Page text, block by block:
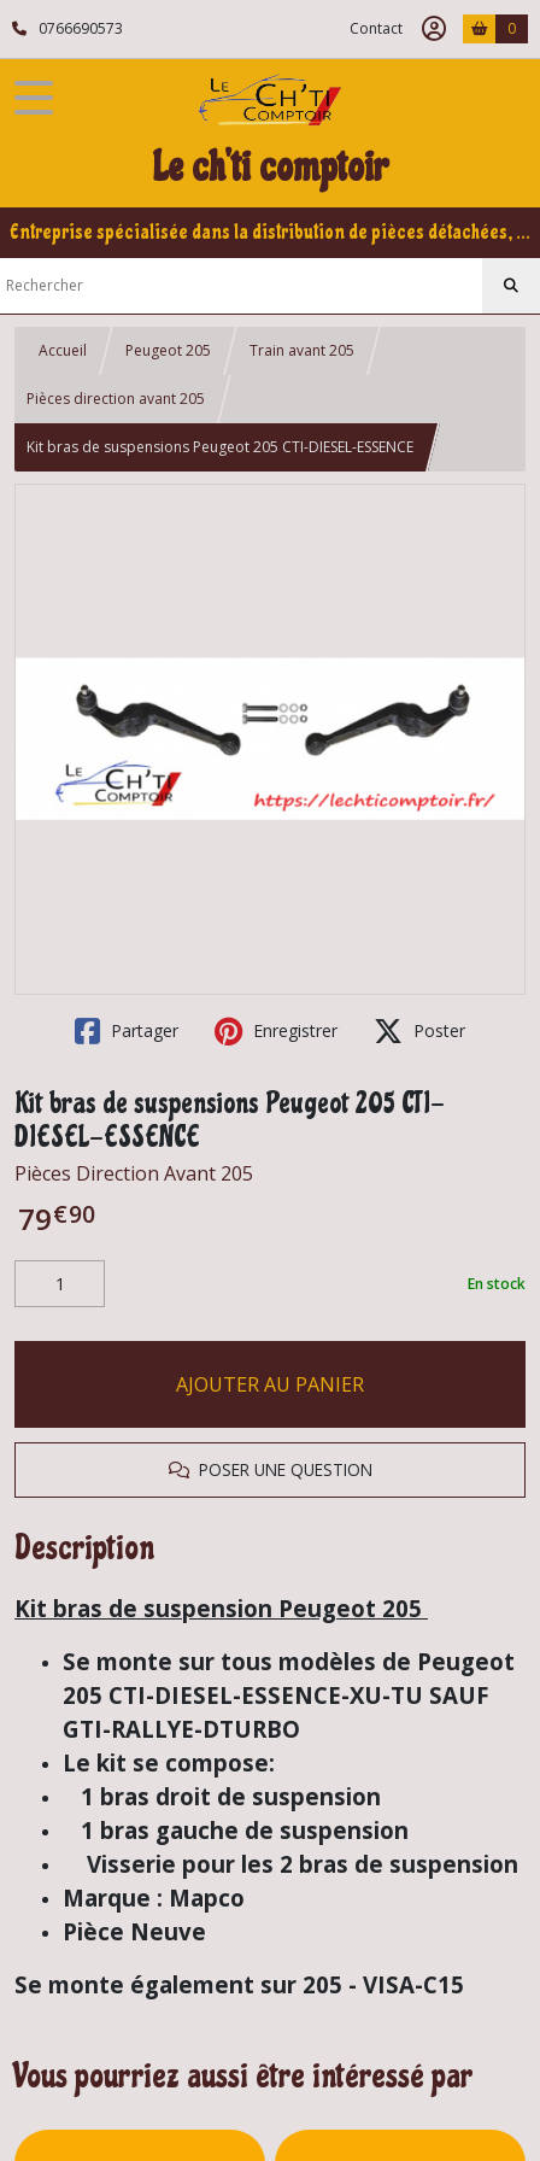
0766690573 Contact 0
Le ch'ti comptoir
Entreprise spécialisée dans la distribution de pièces détachées, refabrication pour voitures Yountimers Peugeot 205 GTI, 309 GTI - GTI16
Accueil Peugeot 205 Train avant 205
Pièces direction avant 205
Kit bras de suspensions Peugeot 205 CTI-DIESEL-ESSENCE
Partager Enregistrer Poster
Kit bras de suspensions Peugeot 205 CTI-
DIESEL-ESSENCE
Pièces Direction Avant 205
79€90
En stock
AJOUTER AU PANIER
POSER UNE QUESTION
Description
Kit bras de suspension Peugeot 205
Se monte sur tous modèles de Peugeot
205 CTI-DIESEL-ESSENCE-XU-TU SAUF
GTI-RALLYE-DTURBO
Le kit se compose:
1 bras droit de suspension
1 bras gauche de suspension
Visserie pour les 2 bras de suspension
Marque : Mapco
Pièce Neuve
Se monte également sur 205 - VISA-C15
Vous pourriez aussi être intéressé par